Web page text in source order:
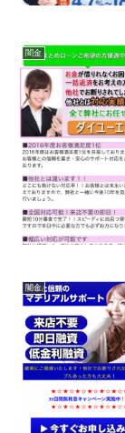
闇金
闇金